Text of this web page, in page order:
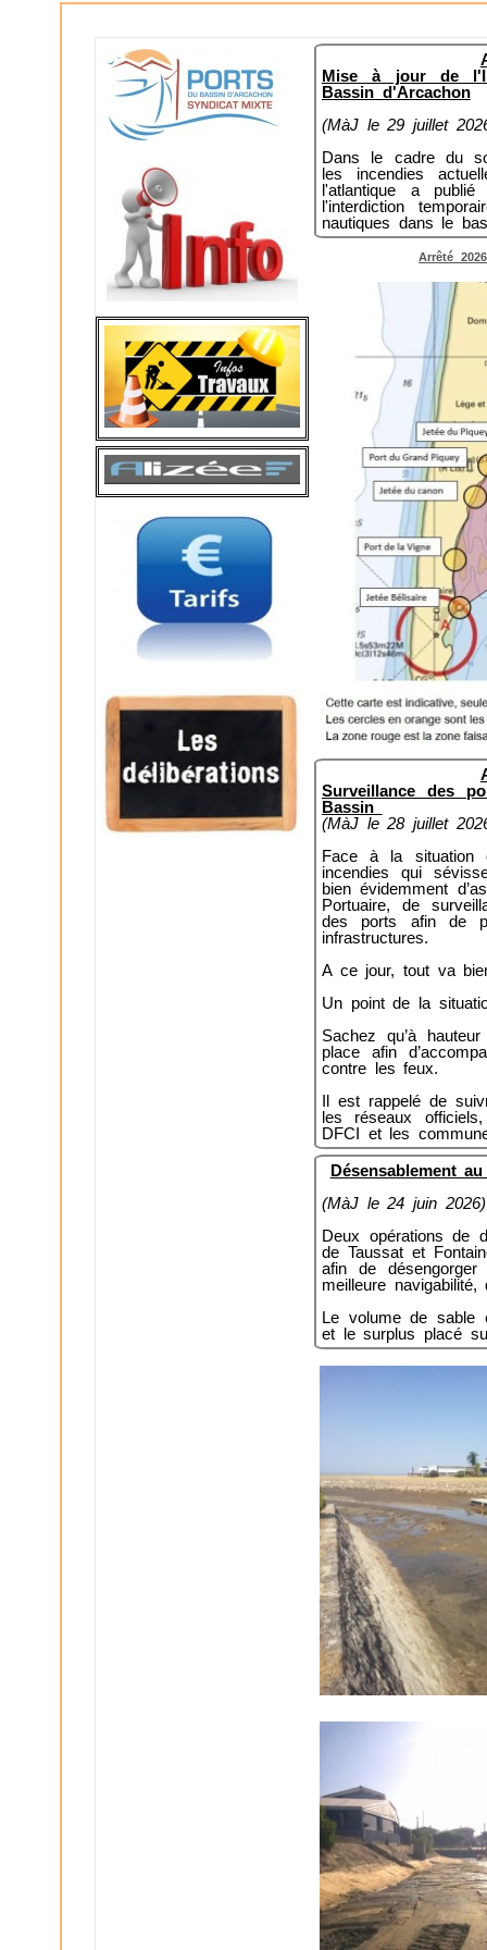
Mise à jour de l'
Bassin d'Arcachon
(MàJ le 29 juillet
Dans le cadre du
les incendies
l'atlantique a
l'interdiction
nautiques dans le
Arrêté
Surveillance des
Bassin
(MàJ le 28 juillet
Face à la situation
incendies qui
bien évidemment
Portuaire, de
des ports afin de
infrastructures.
A ce jour, tout va
Un point de la
Sachez qu’à
place afin
contre les feux.
Il est rappelé de
les réseaux
DFCI et les
Désensablement
(MàJ le 24 juin 2026)
Deux opérations de
de Taussat et
afin de
meilleure
Le volume de sable
et le surplus placé